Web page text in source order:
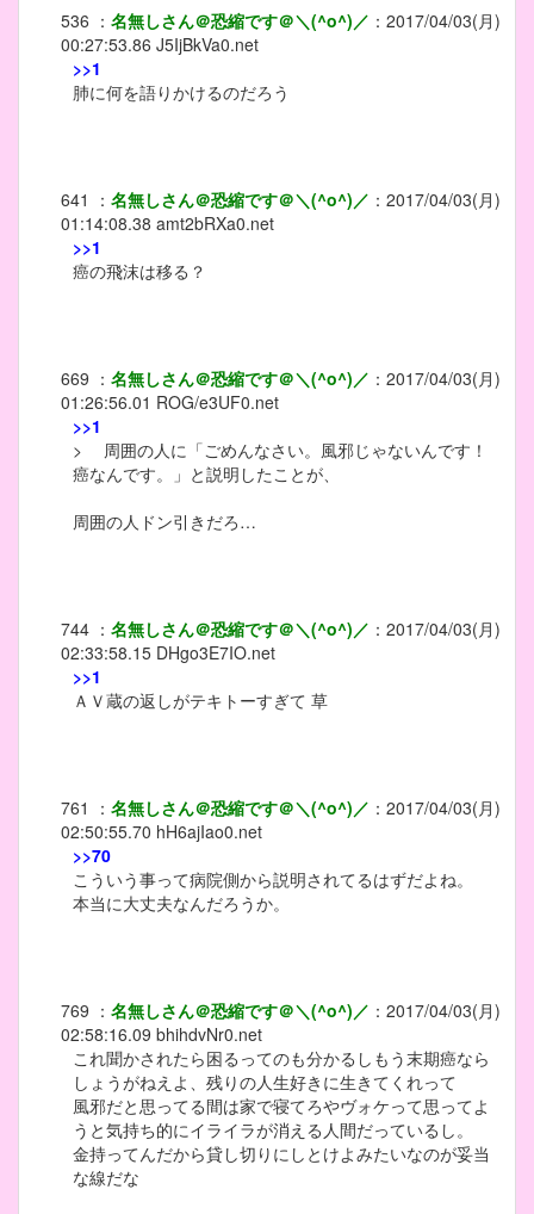
536 ： 名無しさん＠恐縮です＠＼(^o^)／ ： 2017/04/03(月)
00:27:53.86 J5IjBkVa0.net
>>1
肺に何を語りかけるのだろう
641 ： 名無しさん＠恐縮です＠＼(^o^)／ ： 2017/04/03(月)
01:14:08.38 amt2bRXa0.net
>>1
癌の飛沫は移る？
669 ： 名無しさん＠恐縮です＠＼(^o^)／ ： 2017/04/03(月)
01:26:56.01 ROG/e3UF0.net
>>1
> 周囲の人に「ごめんなさい。風邪じゃないんです！
癌なんです。」と説明したことが、
周囲の人ドン引きだろ…
744 ： 名無しさん＠恐縮です＠＼(^o^)／ ： 2017/04/03(月)
02:33:58.15 DHgo3E7IO.net
>>1
ＡＶ蔵の返しがテキトーすぎて 草
761 ： 名無しさん＠恐縮です＠＼(^o^)／ ： 2017/04/03(月)
02:50:55.70 hH6ajIao0.net
>>70
こういう事って病院側から説明されてるはずだよね。
本当に大丈夫なんだろうか。
769 ： 名無しさん＠恐縮です＠＼(^o^)／ ： 2017/04/03(月)
02:58:16.09 bhihdvNr0.net
これ聞かされたら困るってのも分かるしもう末期癌なら
しょうがねえよ、残りの人生好きに生きてくれって
風邪だと思ってる間は家で寝てろやヴォケって思ってよ
うと気持ち的にイライラが消える人間だっているし。
金持ってんだから貸し切りにしとけよみたいなのが妥当
な線だな